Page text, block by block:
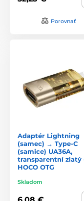
Porovnať
Adaptér Lightning
(samec) → Type-C
(samice) UA36A,
transparentní zlatý
HOCO OTG
Skladom